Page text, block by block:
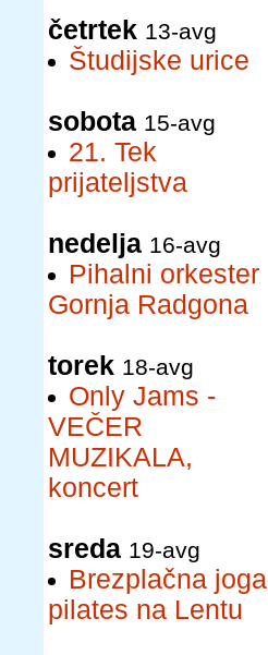
četrtek 13-avg
Študijske urice
sobota 15-avg
21. Tek
prijateljstva
nedelja 16-avg
Pihalni orkester
Gornja Radgona
torek 18-avg
Only Jams -
VEČER
MUZIKALA,
koncert
sreda 19-avg
Brezplačna joga
pilates na Lentu